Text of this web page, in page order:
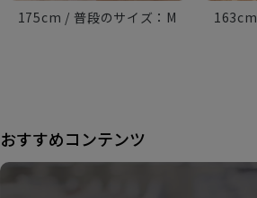
M
175cm 163cm
おすすめコンテンツ